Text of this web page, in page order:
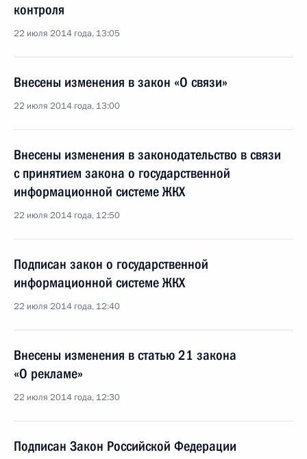
контроля
22 июля 2014 года, 13:05
Внесены изменения в закон «О связи»
22 июля 2014 года, 13:00
Внесены изменения в законодательство в связи
с принятием закона о государственной
информационной системе ЖКХ
22 июля 2014 года, 12:50
Подписан закон о государственной
информационной системе ЖКХ
22 июля 2014 года, 12:40
Внесены изменения в статью 21 закона
«О рекламе»
22 июля 2014 года, 12:30
Подписан Закон Российской Федерации